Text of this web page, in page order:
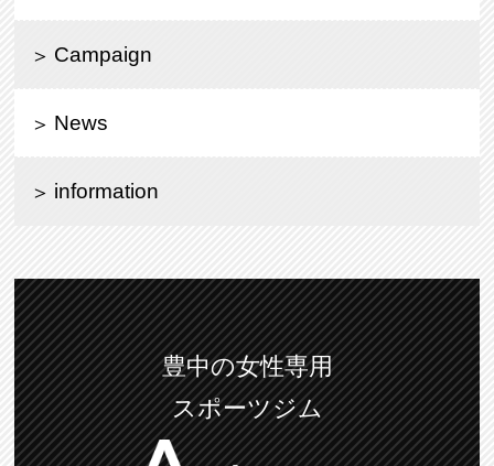
Campaign
News
information
豊中の女性専用
スポーツジム